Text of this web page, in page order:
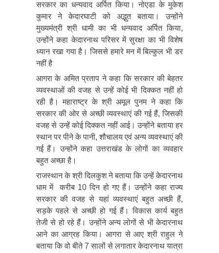
सरकार का धन्यवाद अर्पित किया। नोएडा के मुकेश
कुमार ने केदारघाटी को अद्भुत बताया। उन्होंने
मुख्यमंत्री श्री धामी का भी धन्यवाद अर्पित किया,
उन्होंने कहा केदारनाथ परिसर में सुरक्षा का भी विशेष
ध्यान रखा गया है। जिससे हमारे मन में बिल्कुल भी डर
नहीं है
आगरा के अमित प्रताप ने कहा कि सरकार की बेहतर
व्यवस्थाओं की वजह से उन्हें कोई भी दिक्कत नहीं हो
रही है। महाराष्ट्र के श्री अमूल पुनम ने कहा कि
सरकार की ओर से अच्छी व्यवस्थाएं की गई हैं, जिसकी
वजह से उन्हें कोई दिक्कत नहीं आई। उन्होंने बताया हर
स्थान पर पीने के पानी, शौचालय एवं अन्य व्यवस्थाएं की
गई हैं। उन्होंने कहा उत्तराखंड के लोगों का व्यवहार
बहुत अच्छा है।
राजस्थान के श्री दिलकुश ने बताया कि उन्हें केदारनाथ
धाम में करीब 10 दिन हो गए हैं। उन्होंने कहा राज्य
सरकार की वजह से यहां व्यवस्थाएं बहुत अच्छी हैं,
सड़के पहले से अच्छी हो गई हैं। विकास कार्य बहुत
तेजी से हो रहे हैं। उन्होंने अन्य लोगों से भी केदारनाथ
आने का आग्रह किया। आगरा से आए श्री राहुल ने
बताया कि वो बीते 7 सालों से लगातार केदारनाथ यात्रा